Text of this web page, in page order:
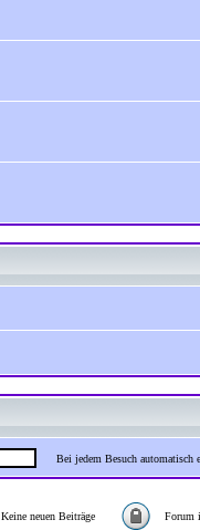
Bei jedem Besuch automatisch
Keine neuen Beiträge Forum